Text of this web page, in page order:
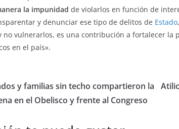
la impunidad de violarlos en función de
y denunciar ese tipo de delitos de Estado
no vulnerarlos, es una contribución a fortalecer la
en el país».
y familias sin techo compartieron la
en el Obelisco y frente al Congreso